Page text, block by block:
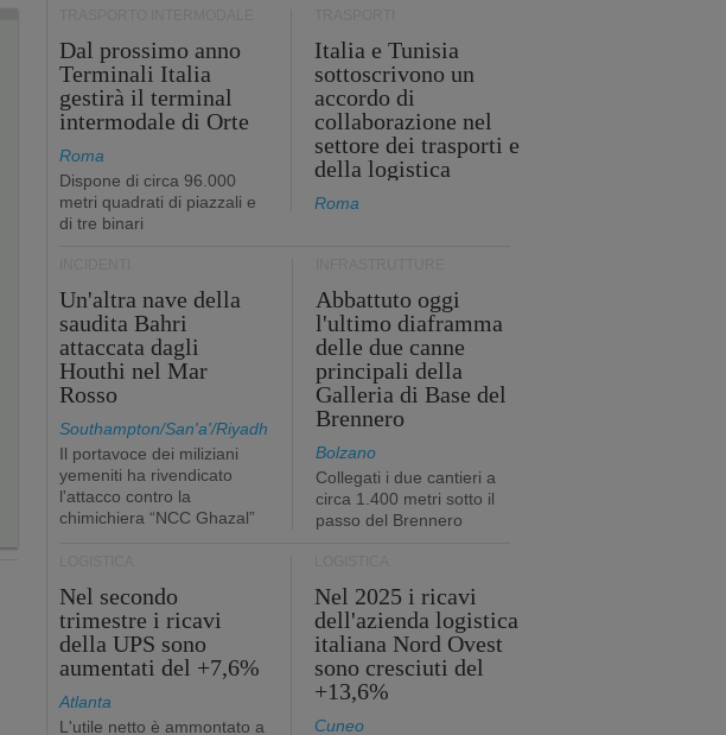
Dal prossimo anno
Terminali Italia
gestirà il terminal
intermodale di Orte
Roma
Dispone di circa 96.000
metri quadrati di piazzali e
di tre binari
Italia e Tunisia
sottoscrivono un
accordo di
collaborazione nel
settore dei trasporti e
della logistica
Roma
Un'altra nave della
saudita Bahri
attaccata dagli
Houthi nel Mar
Rosso
Southampton/San'a'/Riyadh
Il portavoce dei miliziani
yemeniti ha rivendicato
l'attacco contro la
chimichiera “NCC Ghazal”
Abbattuto oggi
l'ultimo diaframma
delle due canne
principali della
Galleria di Base del
Brennero
Bolzano
Collegati i due cantieri a
circa 1.400 metri sotto il
passo del Brennero
Nel secondo
trimestre i ricavi
della UPS sono
aumentati del +7,6%
Atlanta
L'utile netto è ammontato a
Nel 2025 i ricavi
dell'azienda logistica
italiana Nord Ovest
sono cresciuti del
+13,6%
Cuneo